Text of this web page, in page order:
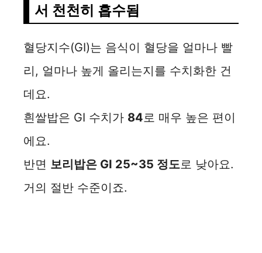
서 천천히 흡수됨
혈당지수(GI)는 음식이 혈당을 얼마나 빨
리, 얼마나 높게 올리는지를 수치화한 건
데요.
흰쌀밥은 GI 수치가 84로 매우 높은 편이
에요.
반면 보리밥은 GI 25~35 정도로 낮아요.
거의 절반 수준이죠.